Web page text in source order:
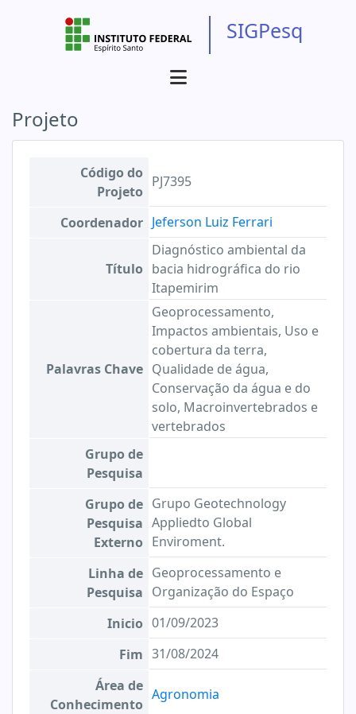
SIGPesq
Projeto
Código do
Projeto
PJ7395
Coordenador Jeferson Luiz Ferrari
Título
Diagnóstico ambiental da
bacia hidrográfica do rio
Itapemirim
Palavras Chave
Geoprocessamento,
Impactos ambientais, Uso e
cobertura da terra,
Qualidade de água,
Conservação da água e do
solo, Macroinvertebrados e
vertebrados
Grupo de
Pesquisa
Grupo de
Pesquisa
Externo
Grupo Geotechnology
Appliedto Global
Enviroment.
Linha de
Pesquisa
Geoprocessamento e
Organização do Espaço
Inicio 01/09/2023
Fim 31/08/2024
Área de
Conhecimento
Agronomia